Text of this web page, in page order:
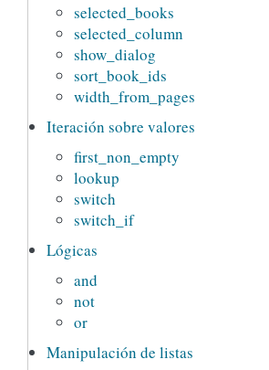
selected_books
selected_column
show_dialog
sort_book_ids
width_from_pages
Iteración sobre valores
first_non_empty
lookup
switch
switch_if
Lógicas
and
not
or
Manipulación de listas